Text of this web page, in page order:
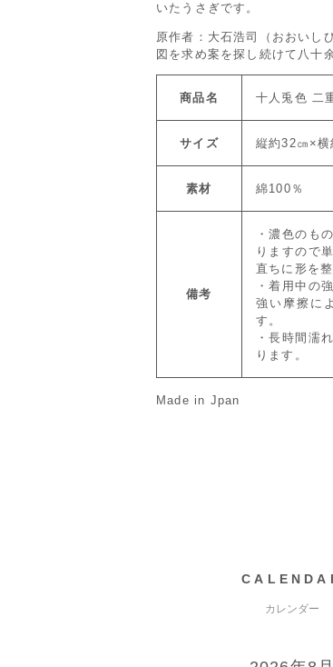
いたうさぎです。
原作者：大石浩司（おおいし
図を求め案を探し続けて八十
商品名 十人兎色 二
サイズ 縦約32㎝×横
素材 綿100％
備考
・濃色のも
りますので
直ちに形を
・着用中の
強い摩擦に
す。
・長時間濡
ります。
Made in Jpan
カレンダー